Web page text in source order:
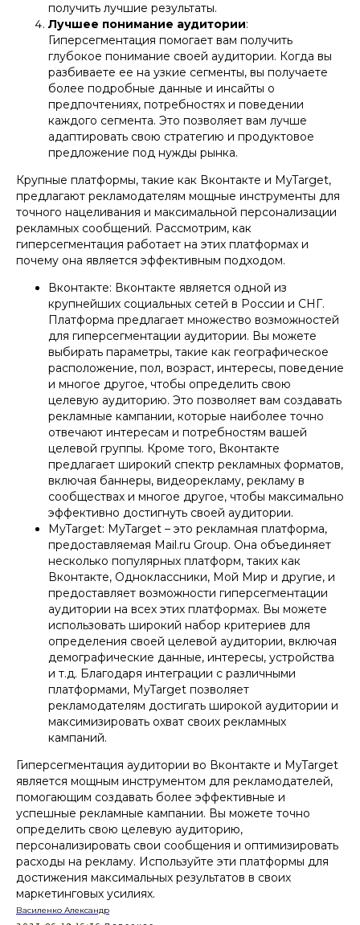
получить лучшие результаты.
Лучшее понимание аудитории:
Гиперсегментация помогает вам получить
глубокое понимание своей аудитории. Когда вы
разбиваете ее на узкие сегменты, вы получаете
более подробные данные и инсайты о
предпочтениях, потребностях и поведении
каждого сегмента. Это позволяет вам лучше
адаптировать свою стратегию и продуктовое
предложение под нужды рынка.
Крупные платформы, такие как Вконтакте и MyTarget,
предлагают рекламодателям мощные инструменты для
точного нацеливания и максимальной персонализации
рекламных сообщений. Рассмотрим, как
гиперсегментация работает на этих платформах и
почему она является эффективным подходом.
Вконтакте: Вконтакте является одной из
крупнейших социальных сетей в России и СНГ.
Платформа предлагает множество возможностей
для гиперсегментации аудитории. Вы можете
выбирать параметры, такие как географическое
расположение, пол, возраст, интересы, поведение
и многое другое, чтобы определить свою
целевую аудиторию. Это позволяет вам создавать
рекламные кампании, которые наиболее точно
отвечают интересам и потребностям вашей
целевой группы. Кроме того, Вконтакте
предлагает широкий спектр рекламных форматов,
включая баннеры, видеорекламу, рекламу в
сообществах и многое другое, чтобы максимально
эффективно достигнуть своей аудитории.
MyTarget: MyTarget – это рекламная платформа,
предоставляемая Mail.ru Group. Она объединяет
несколько популярных платформ, таких как
Вконтакте, Одноклассники, Мой Мир и другие, и
предоставляет возможности гиперсегментации
аудитории на всех этих платформах. Вы можете
использовать широкий набор критериев для
определения своей целевой аудитории, включая
демографические данные, интересы, устройства
и т.д. Благодаря интеграции с различными
платформами, MyTarget позволяет
рекламодателям достигать широкой аудитории и
максимизировать охват своих рекламных
кампаний.
Гиперсегментация аудитории во Вконтакте и MyTarget
является мощным инструментом для рекламодателей,
помогающим создавать более эффективные и
успешные рекламные кампании. Вы можете точно
определить свою целевую аудиторию,
персонализировать свои сообщения и оптимизировать
расходы на рекламу. Используйте эти платформы для
достижения максимальных результатов в своих
маркетинговых усилиях.
Василенко Александр